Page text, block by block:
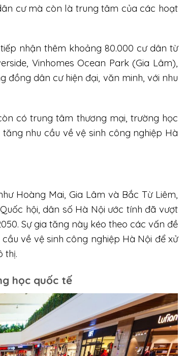
cư mà còn là trung tâm của các hoạt
nhận thêm khoảng 80.000 cư dân từ
Vinhomes Ocean Park (Gia Lâm),
đồng dân cư hiện đại, văn minh, với nhu
có trung tâm thương mại, trường học
nhu cầu về vệ sinh công nghiệp Hà
Hoàng Mai, Gia Lâm và Bắc Từ Liêm,
hội, dân số Hà Nội ước tính đã vượt
Sự gia tăng này kéo theo các vấn đề
về vệ sinh công nghiệp Hà Nội để xử
thị.
học quốc tế